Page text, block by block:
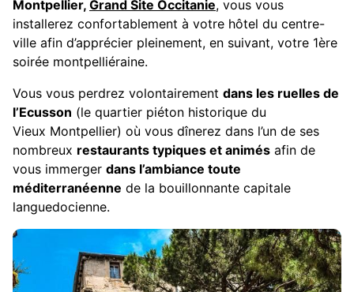
Montpellier, Grand Site Occitanie, vous vous
installerez confortablement à votre hôtel du centre-
ville afin d’apprécier pleinement, en suivant, votre 1ère
soirée montpelliéraine.
Vous vous perdrez volontairement dans les ruelles de
l’Ecusson (le quartier piéton historique du
Vieux Montpellier) où vous dînerez dans l’un de ses
nombreux restaurants typiques et animés afin de
vous immerger dans l’ambiance toute
méditerranéenne de la bouillonnante capitale
languedocienne.